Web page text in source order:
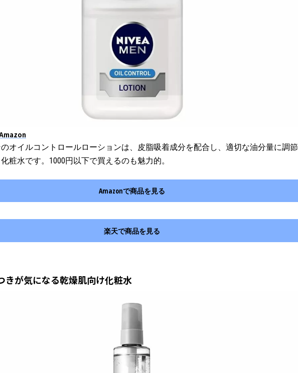
オイルコントロールローションは、皮脂吸着成分を配合し、適切な油分量に調節
粧水です。1000円以下で買えるのも魅力的。
Amazonで商品を見る
楽天で商品を見る
きが気になる乾燥肌向け化粧水